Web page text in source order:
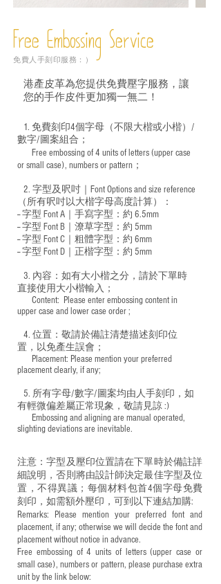
Free Embossing Service
免費人手刻印服務：）
港產皮革為您提供免費壓字服務，讓
您的手作皮件更加獨一無二！
1. 免費刻印4個字母（不限大楷或小楷）/
數字/圖案組合；
Free embossing of 4 units of letters (upper case
or small case), numbers or pattern；
2. 字型及呎吋｜ Font Options and size reference
（所有呎吋以大楷字母高度計算）：
-- 字型 Font A｜手寫字型：約 6.5mm
-- 字型 Font B｜潦草字型： 約 5mm
-- 字型 Font C｜粗體字型：約 6mm
-- 字型 Font D｜正楷字型： 約 5mm
3. 內容：如有大小楷之分，請於下單時
直接使用大小楷輸入；
​ Content: Please enter embossing content in
upper case and lower case order ;
4. 位置：敬請於備註清楚描述刻印位
置，以免產生誤會；
​ Placement: Please mention your preferred
placement clearly, if any;
5. 所有字母/數字/圖案均由人手刻印，如
有輕微偏差屬正常現象，敬請見諒 :)
​ Embossing and aligning are manual operated,
slighting deviations are inevitable.
注意：字型及壓印位置請在下單時於備註詳
細說明，否則將由設計師決定最佳字型及位
置，不得異議；每個材料包首4個字母免費
刻印，如需額外壓印，可到以下連結加購:
Remarks: Please mention your preferred font and
placement, if any; otherwise we will decide the font and
placement without notice in advance.
Free embossing of 4 units of letters (upper case or
small case), numbers or pattern, please purchase extra
unit by the link below: